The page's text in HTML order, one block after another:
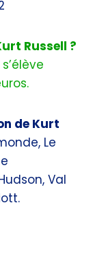
Russell ?
de Kurt
Le
Val